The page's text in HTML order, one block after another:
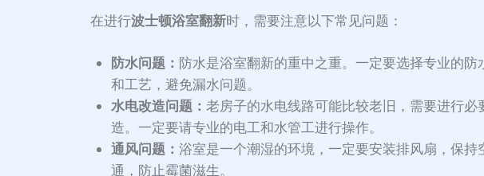
在进行波士顿浴室翻新时，需要注意以下常见问题：
防水问题： 防水是浴室翻新的重中之重。一定要选择专业的防
和工艺，避免漏水问题。
水电改造问题： 老房子的水电线路可能比较老旧，需要进行必
造。一定要请专业的电工和水管工进行操作。
通风问题： 浴室是一个潮湿的环境，一定要安装排风扇，保持
通，防止霉菌滋生。